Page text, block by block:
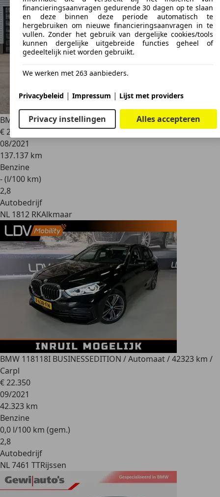
BMW 1181-serie 118i Business Edition M Sport / Carplay /
€ 20.950
08/2021
137.137 km
Benzine
- (l/100 km)
2,8
Autobedrijf
NL 1812 RKAlkmaar
BMW 118118I BUSINESSEDITION / Automaat / 42323 km /
Carpl
€ 22.350
09/2021
42.323 km
Benzine
0,0 l/100 km (gem.)
2,8
Autobedrijf
NL 7461 TTRijssen
financieringsaanvragen gedurende 30 dagen op te slaan
en deze binnen deze periode automatisch te
hergebruiken om nieuwe financieringsaanvragen in te
vullen. Zonder het gebruik van dergelijke cookies/tools
kunnen dergelijke uitgebreide functies geheel of
gedeeltelijk niet worden gebruikt.
We werken met 263 aanbieders.
Privacybeleid | Impressum | Lijst met providers
Privacy instellingen Alles accepteren